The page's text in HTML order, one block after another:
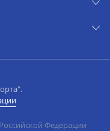
Федерации